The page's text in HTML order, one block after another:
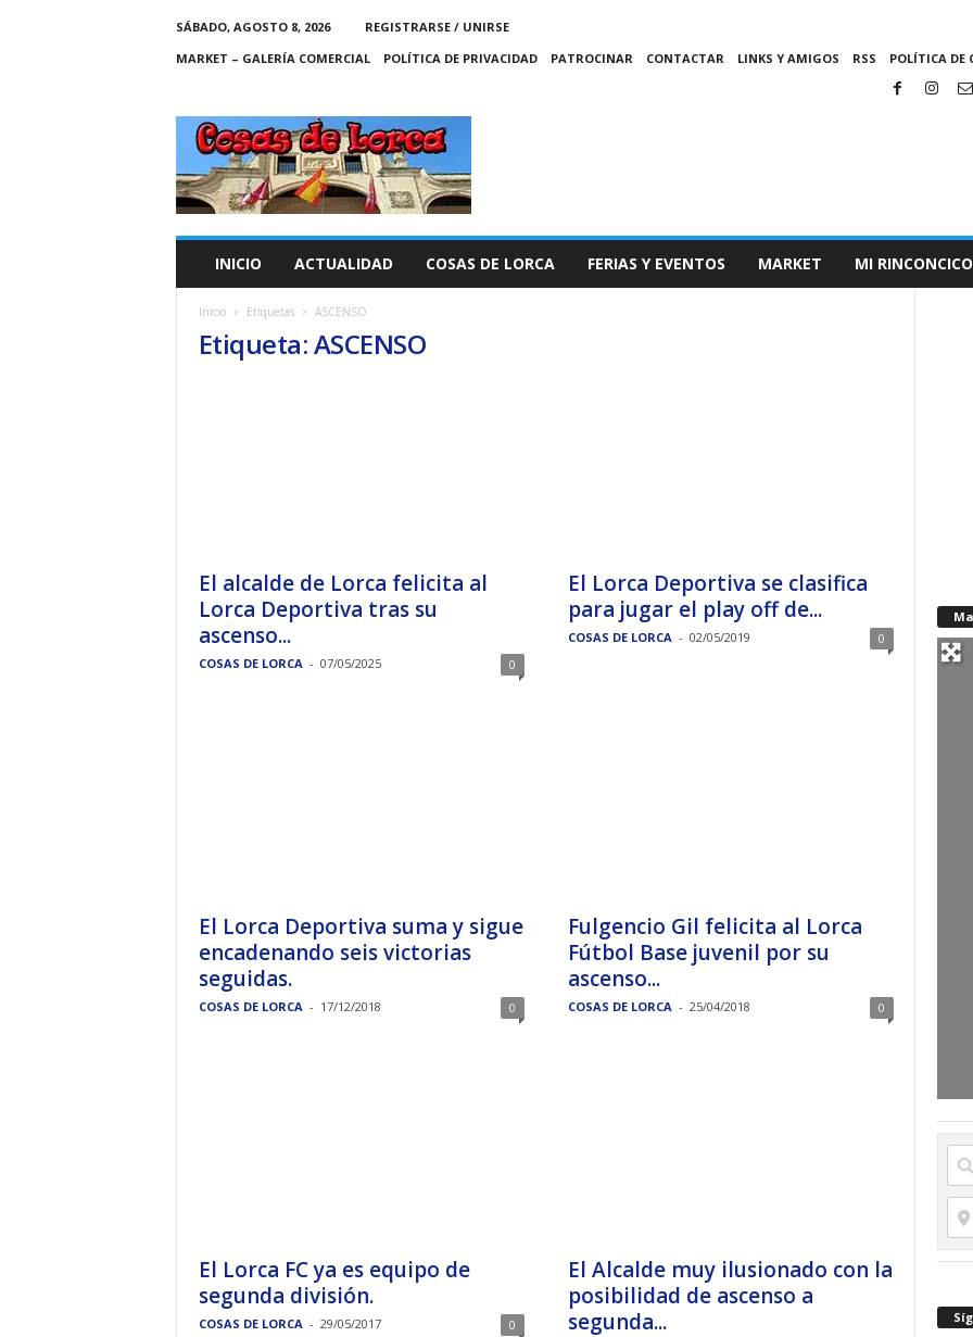
SÁBADO, AGOSTO 8, 2026
REGISTRARSE / UNIRSE
MARKET – GALERÍA COMERCIAL
POLÍTICA DE PRIVACIDAD PATROCINAR CONTACTAR LINKS Y AMIGOS RSS POLÍTICA DE
C
A
S
INICIO ACTUALIDAD COSAS DE LORCA FERIAS Y EVENTOS MARKET MI RINCONCICO
Inicio Etiquetas ASCENSO
Etiqueta: ASCENSO
El alcalde de Lorca felicita al
Lorca Deportiva tras su
ascenso...
COSAS DE LORCA - 07/05/2025 0
El Lorca Deportiva se clasifica
para jugar el play off de...
COSAS DE LORCA - 02/05/2019 0
El Lorca Deportiva suma y sigue
encadenando seis victorias
seguidas.
COSAS DE LORCA - 17/12/2018 0
Fulgencio Gil felicita al Lorca
Fútbol Base juvenil por su
ascenso...
COSAS DE LORCA - 25/04/2018 0
El Lorca FC ya es equipo de
segunda división.
COSAS DE LORCA - 29/05/2017 0
El Alcalde muy ilusionado con la
posibilidad de ascenso a
segunda...